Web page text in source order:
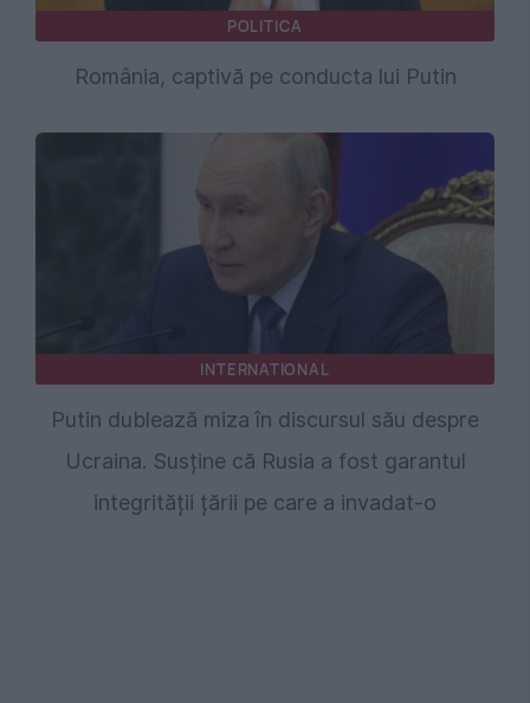
POLITICA
România, captivă pe conducta lui Putin
INTERNATIONAL
Putin dublează miza în discursul său despre
Ucraina. Susține că Rusia a fost garantul
integrității țării pe care a invadat-o